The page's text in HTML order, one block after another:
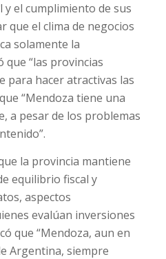
el cumplimiento de sus
que el clima de negocios
solamente la
que “las provincias
para hacer atractivas las
“Mendoza tiene una
a pesar de los problemas
la provincia mantiene
equilibrio fiscal y
aspectos
evalúan inversiones
que “Mendoza, aun en
Argentina, siempre